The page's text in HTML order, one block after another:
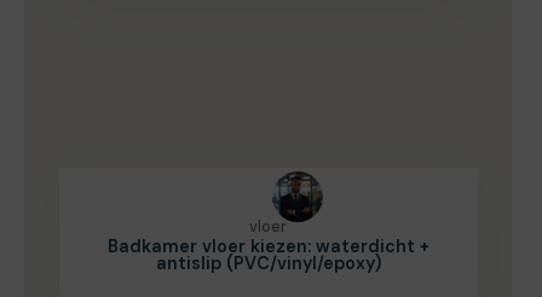
vloer
Badkamer vloer kiezen: waterdicht +
antislip (PVC/vinyl/epoxy)